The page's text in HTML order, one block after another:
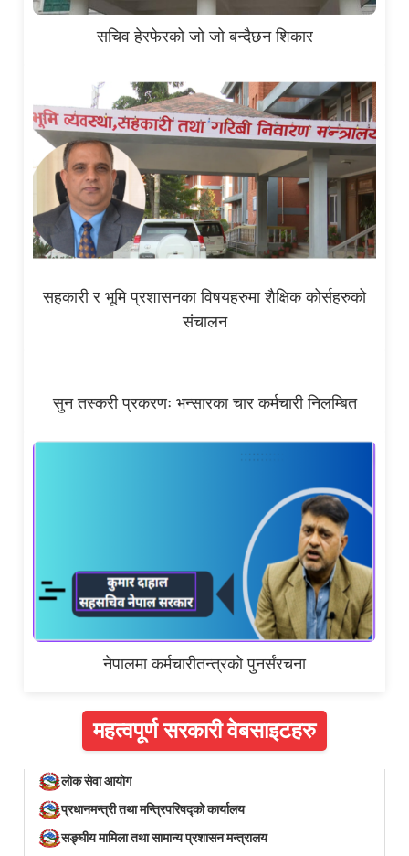
सचिव हेरफेरको जो जो बन्दैछन शिकार
सहकारी र भूमि प्रशासनका विषयहरुमा शैक्षिक कोर्सहरुको
संचालन
सुन तस्करी प्रकरणः भन्सारका चार कर्मचारी निलम्बित
नेपालमा कर्मचारीतन्त्रको पुनर्संरचना
महत्वपूर्ण सरकारी वेबसाइटहरु
लोक सेवा आयोग
प्रधानमन्त्री तथा मन्त्रिपरिषद्को कार्यालय
सङ्घीय मामिला तथा सामान्य प्रशासन मन्त्रालय